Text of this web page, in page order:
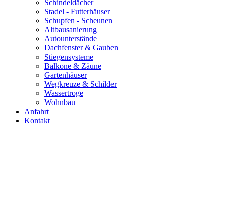
Schindeldächer
Stadel - Futterhäuser
Schupfen - Scheunen
Altbausanierung
Autounterstände
Dachfenster & Gauben
Stiegensysteme
Balkone & Zäune
Gartenhäuser
Wegkreuze & Schilder
Wassertroge
Wohnbau
Anfahrt
Kontakt